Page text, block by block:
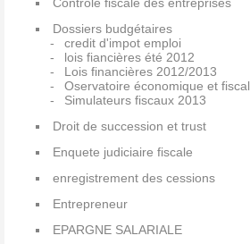
Dossiers budgétaires
credit d'impot emploi
lois fiancières été 2012
Lois financières 2012/2013
Oservatoire économique et fiscal
Simulateurs fiscaux 2013
Droit de succession et trust
Enquete judiciaire fiscale
enregistrement des cessions
Entrepreneur
EPARGNE SALARIALE